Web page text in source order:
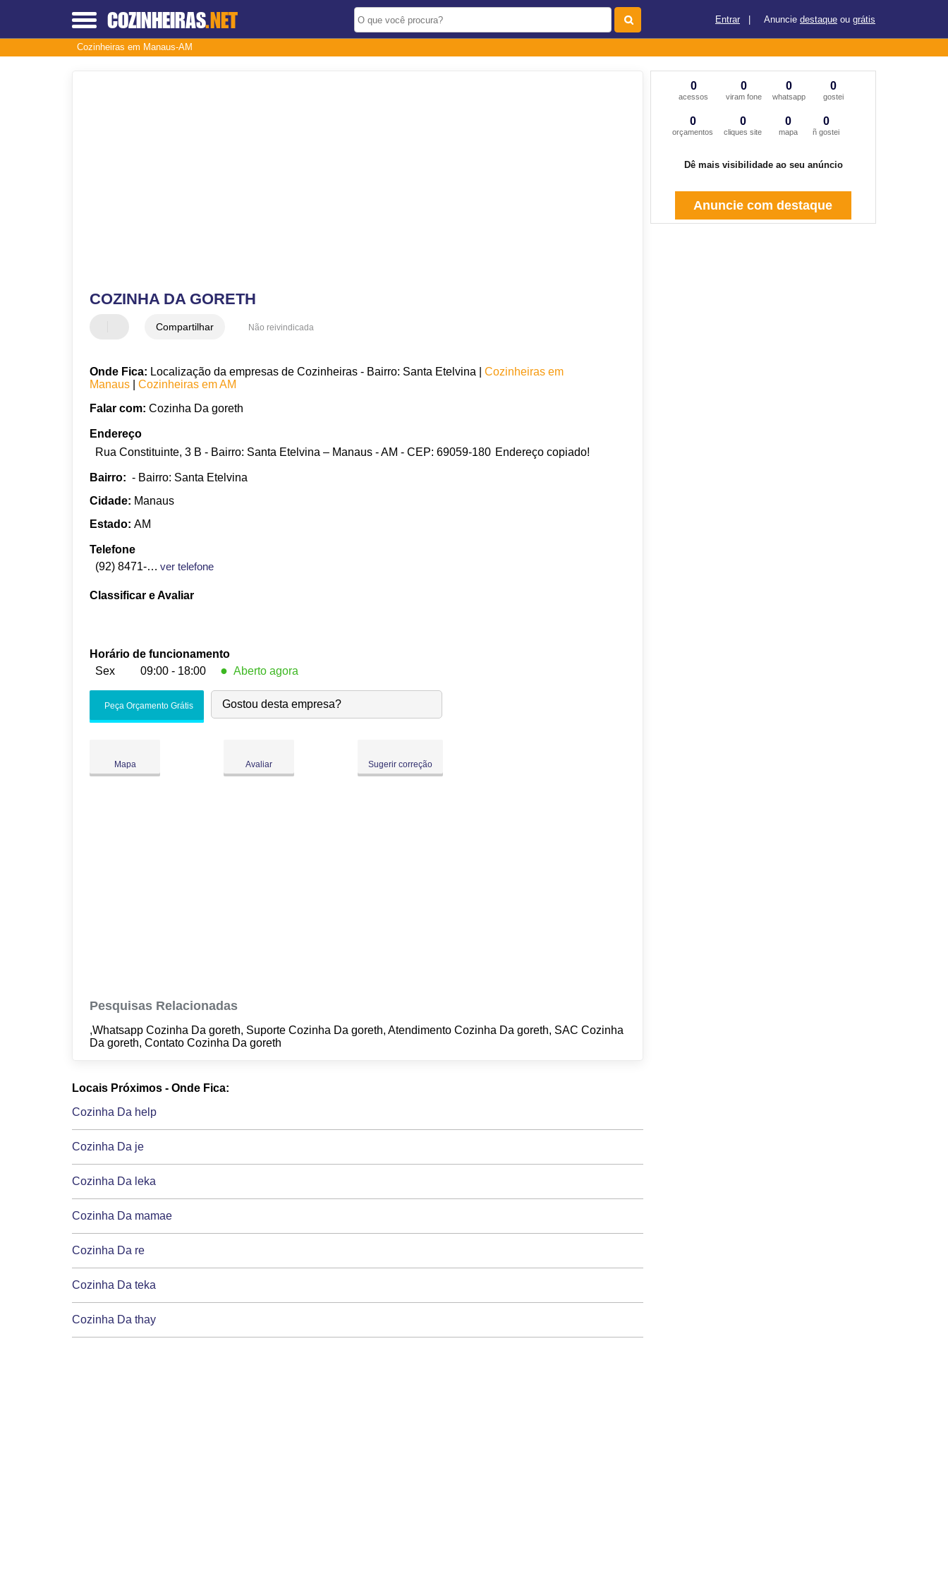
COZINHEIRAS.NET Entrar Anuncie destaque ou grátis
Cozinheiras em Manaus-AM
COZINHA DA GORETH
Compartilhar Não reivindicada
Onde Fica: Localização da empresas de Cozinheiras - Bairro: Santa Etelvina |Cozinheiras em
Manaus |Cozinheiras em AM
Falar com: Cozinha Da goreth
Endereço
Rua Constituinte, 3 B - Bairro: Santa Etelvina – Manaus - AM - CEP: 69059-180 Endereço copiado!
Bairro: - Bairro: Santa Etelvina
Cidade: Manaus
Estado: AM
Telefone
(92) 8471-7826
ver telefone
Classificar e Avaliar
Horário de funcionamento
Sex
09:00 - 18:00 ● Aberto agora
Sex:
Fecha às 18:00
Peça Orçamento Grátis Gostou desta empresa?
Mapa Avaliar Sugerir correção
Pesquisas Relacionadas
,Whatsapp Cozinha Da goreth, Suporte Cozinha Da goreth, Atendimento Cozinha Da goreth, SAC Cozinha
Da goreth, Contato Cozinha Da goreth
Locais Próximos - Onde Fica:
Cozinha Da help
Cozinha Da je
Cozinha Da leka
Cozinha Da mamae
Cozinha Da re
Cozinha Da teka
Cozinha Da thay
0
acessos
0
viram fone
0
whatsapp
0
gostei
0
orçamentos
0
cliques site
0
mapa
0
ñ gostei
Dê mais visibilidade ao seu anúncio
Anuncie com destaque